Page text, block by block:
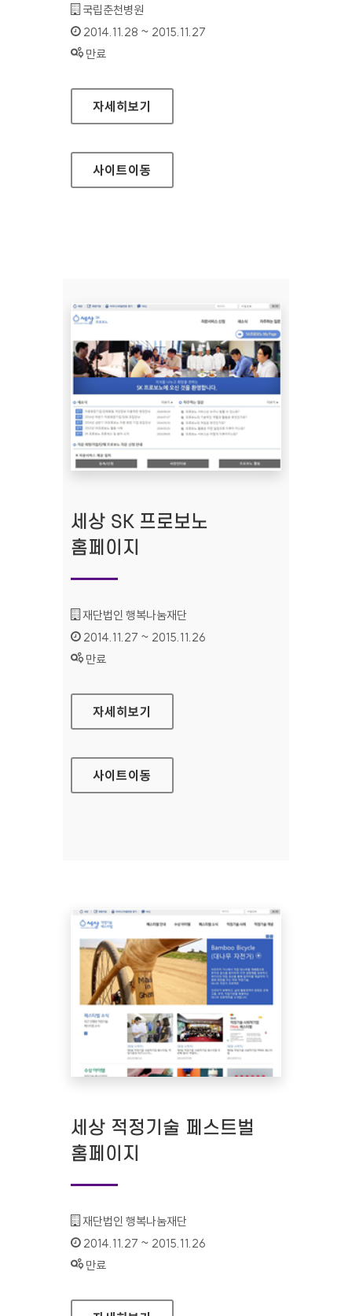
기관명 :
국립춘천병원
인증기간 :
2014.11.28 ~ 2015.11.27
상태 :
만료
국립춘천병원 홈페이지
자세히보기
사이트이동
세상 SK 프로보노
홈페이지
기관명 :
재단법인 행복나눔재단
인증기간 :
2014.11.27 ~ 2015.11.26
상태 :
만료
세상 SK 프로보노 홈페이지
자세히보기
사이트이동
세상 적정기술 페스트벌
홈페이지
기관명 :
재단법인 행복나눔재단
인증기간 :
2014.11.27 ~ 2015.11.26
상태 :
만료